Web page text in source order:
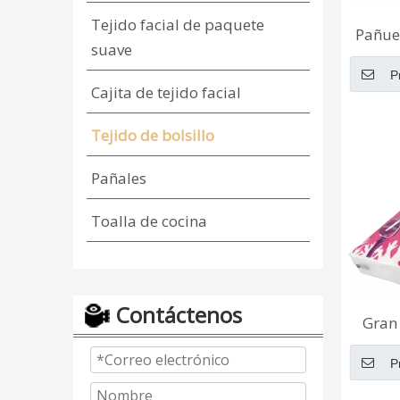
Tejido facial de paquete
suave
Cajita de tejido facial
Tejido de bolsillo
Pañales
Toalla de cocina
Contáctenos
de